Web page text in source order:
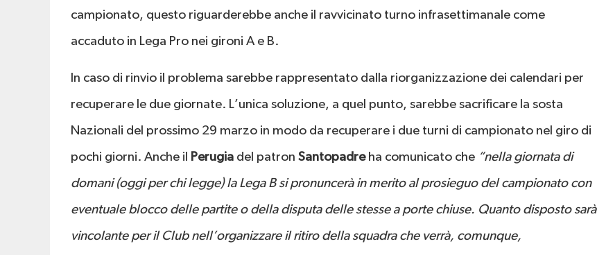
campionato, questo riguarderebbe anche il ravvicinato turno infrasettimanale come
accaduto in Lega Pro nei gironi A e B.
In caso di rinvio il problema sarebbe rappresentato dalla riorganizzazione dei calendari per
recuperare le due giornate. L’unica soluzione, a quel punto, sarebbe sacrificare la sosta
Nazionali del prossimo 29 marzo in modo da recuperare i due turni di campionato nel giro di
pochi giorni. Anche il
Perugia del patron Santopadre ha comunicato che “nella giornata di
domani (oggi per chi legge) la Lega B si pronuncerà in merito al prosieguo del campionato con
eventuale blocco delle partite o della disputa delle stesse a porte chiuse. Quanto disposto sarà
vincolante per il Club nell’organizzare il ritiro della squadra che verrà, comunque,